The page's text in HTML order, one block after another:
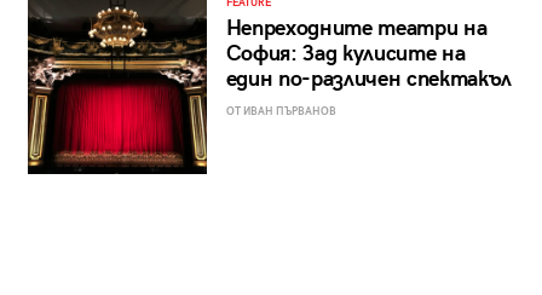
FEATURE
Непреходните театри на
София: Зад кулисите на
един по-различен спектакъл
ОТ ИВАН ПЪРВАНОВ